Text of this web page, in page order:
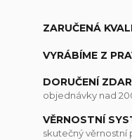
ZARUČENÁ
VYRÁBÍME Z
DORUČENÍ
objednávky nad
VĚRNOSTNÍ
skutečný věrnostní